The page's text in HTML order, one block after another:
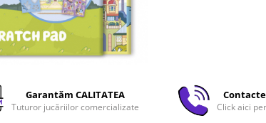
Garantăm CALITATEA
Tuturor jucăriilor comercializate Click aici